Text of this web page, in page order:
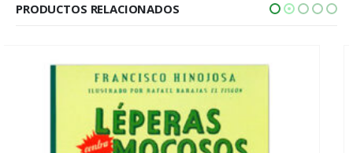
PRODUCTOS RELACIONADOS